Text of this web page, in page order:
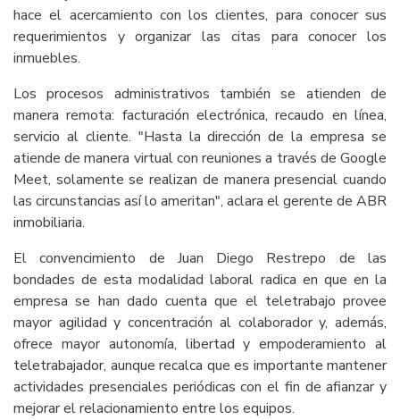
hace el acercamiento con los clientes, para conocer sus
requerimientos y organizar las citas para conocer los
inmuebles.
Los procesos administrativos también se atienden de
manera remota: facturación electrónica, recaudo en línea,
servicio al cliente. "Hasta la dirección de la empresa se
atiende de manera virtual con reuniones a través de Google
Meet, solamente se realizan de manera presencial cuando
las circunstancias así lo ameritan", aclara el gerente de ABR
inmobiliaria.
El convencimiento de Juan Diego Restrepo de las
bondades de esta modalidad laboral radica en que en la
empresa se han dado cuenta que el teletrabajo provee
mayor agilidad y concentración al colaborador y, además,
ofrece mayor autonomía, libertad y empoderamiento al
teletrabajador, aunque recalca que es importante mantener
actividades presenciales periódicas con el fin de afianzar y
mejorar el relacionamiento entre los equipos.